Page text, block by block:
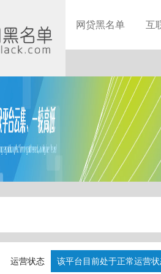
网贷黑名单 互
运营状态 该平台目前处于正常运营